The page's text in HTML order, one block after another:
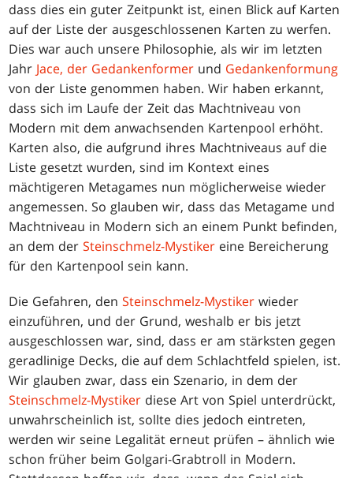
dass dies ein guter Zeitpunkt ist, einen Blick auf Karten
auf der Liste der ausgeschlossenen Karten zu werfen.
Dies war auch unsere Philosophie, als wir im letzten
Jahr Jace, der Gedankenformer und Gedankenformung
von der Liste genommen haben. Wir haben erkannt,
dass sich im Laufe der Zeit das Machtniveau von
Modern mit dem anwachsenden Kartenpool erhöht.
Karten also, die aufgrund ihres Machtniveaus auf die
Liste gesetzt wurden, sind im Kontext eines
mächtigeren Metagames nun möglicherweise wieder
angemessen. So glauben wir, dass das Metagame und
Machtniveau in Modern sich an einem Punkt befinden,
an dem derSteinschmelz-Mystiker eine Bereicherung
für den Kartenpool sein kann.
Die Gefahren, denSteinschmelz-Mystiker wieder
einzuführen, und der Grund, weshalb er bis jetzt
ausgeschlossen war, sind, dass er am stärksten gegen
geradlinige Decks, die auf dem Schlachtfeld spielen, ist.
Wir glauben zwar, dass ein Szenario, in dem der
Steinschmelz-Mystiker diese Art von Spiel unterdrückt,
unwahrscheinlich ist, sollte dies jedoch eintreten,
werden wir seine Legalität erneut prüfen – ähnlich wie
schon früher beim Golgari-Grabtroll in Modern.